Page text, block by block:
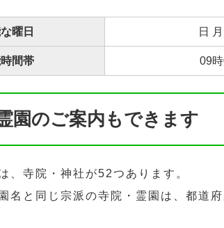
曜日 日
間帯 09
園のご案内もできます
、寺院・神社が52つあります。
名と同じ宗派の寺院・霊園は、都道